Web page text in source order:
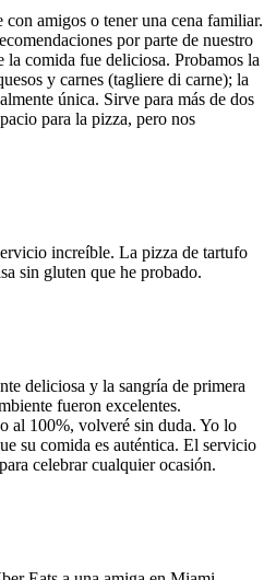
amigos o tener una cena familiar.
por parte de nuestro
la comida fue deliciosa. Probamos la
y carnes (tagliere di carne); la
única. Sirve para más de dos
para la pizza, pero nos
increíble. La pizza de tartufo
sin gluten que he probado.
deliciosa y la sangría de primera
fueron excelentes.
al 100%, volveré sin duda. Yo lo
su comida es auténtica. El servicio
celebrar cualquier ocasión.